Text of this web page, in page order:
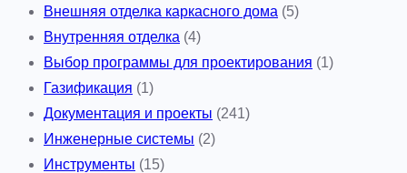
Внешняя отделка каркасного дома (5)
Внутренняя отделка (4)
Выбор программы для проектирования (1)
Газификация (1)
Документация и проекты (241)
Инженерные системы (2)
Инструменты (15)